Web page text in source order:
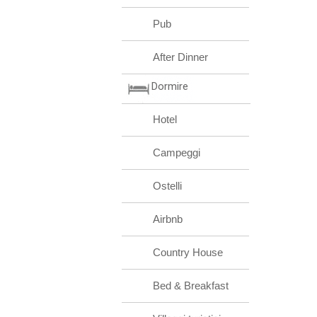
Pub
After Dinner
Dormire
Hotel
Campeggi
Ostelli
Airbnb
Country House
Bed & Breakfast